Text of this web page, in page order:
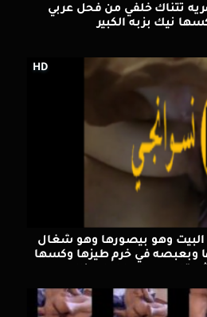
خلفي من فحل عربي
نيك بزبه الكبير
HD
البيت وهو بيصورها وهو شغال
وبعبصه في خرم طيزها وكسها